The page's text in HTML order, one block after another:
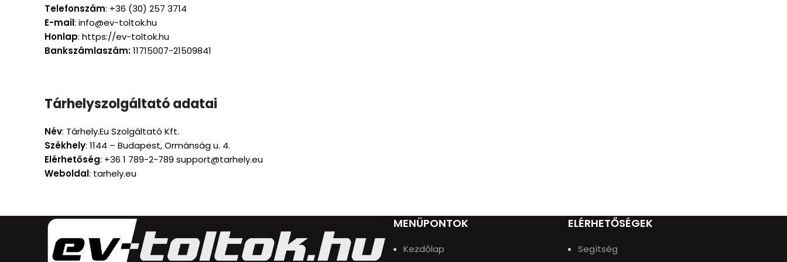
Telefonszám: +36 (30) 257 3714
E-mail: info@ev-toltok.hu
Honlap: https://ev-toltok.hu
Bankszámlaszám:11715007-21509841
Tárhelyszolgáltató adatai
Név: Tárhely.Eu Szolgáltató Kft.
Székhely: 1144 – Budapest, Ormánság u. 4.
Elérhetőség: +36 1 789-2-789 support@tarhely.eu
Weboldal: tarhely.eu
MENÜPONTOK
Kezdőlap
ELÉRHETŐSÉGEK
Segítség